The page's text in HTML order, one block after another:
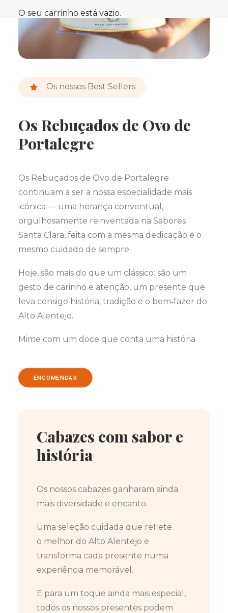
O seu carrinho está vazio.
Os nossos Best Sellers
Os Rebuçados de Ovo de
Portalegre
Os Rebuçados de Ovo de Portalegre
continuam a ser a nossa especialidade mais
icónica — uma herança conventual,
orgulhosamente reinventada na Sabores
Santa Clara, feita com a mesma dedicação e o
mesmo cuidado de sempre.
Hoje, são mais do que um clássico: são um
gesto de carinho e atenção, um presente que
leva consigo história, tradição e o bem‑fazer do
Alto Alentejo.
Mime com um doce que conta uma história
ENCOMENDAR
Cabazes com sabor e
história
Os nossos cabazes ganharam ainda
mais diversidade e encanto.
Uma seleção cuidada que reflete
o melhor do Alto Alentejo e
transforma cada presente numa
experiência memorável.
E para um toque ainda mais especial,
todos os nossos presentes podem